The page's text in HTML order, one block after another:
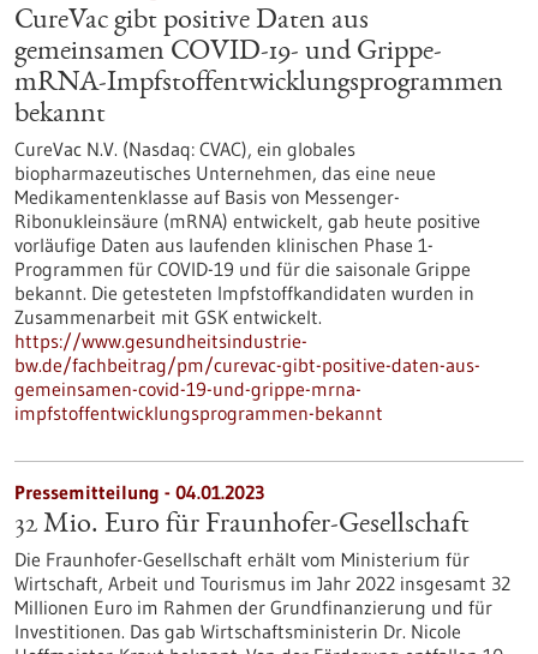
CureVac gibt positive Daten aus
gemeinsamen COVID-19- und Grippe-
mRNA-Impfstoffentwicklungsprogrammen
bekannt
CureVac N.V. (Nasdaq: CVAC), ein globales
biopharmazeutisches Unternehmen, das eine neue
Medikamentenklasse auf Basis von Messenger-
Ribonukleinsäure (mRNA) entwickelt, gab heute positive
vorläufige Daten aus laufenden klinischen Phase 1-
Programmen für COVID-19 und für die saisonale Grippe
bekannt. Die getesteten Impfstoffkandidaten wurden in
Zusammenarbeit mit GSK entwickelt.
https://www.gesundheitsindustrie-
bw.de/fachbeitrag/pm/curevac-gibt-positive-daten-aus-
gemeinsamen-covid-19-und-grippe-mrna-
impfstoffentwicklungsprogrammen-bekannt
Pressemitteilung - 04.01.2023
32 Mio. Euro für Fraunhofer-Gesellschaft
Die Fraunhofer-Gesellschaft erhält vom Ministerium für
Wirtschaft, Arbeit und Tourismus im Jahr 2022 insgesamt 32
Millionen Euro im Rahmen der Grundfinanzierung und für
Investitionen. Das gab Wirtschaftsministerin Dr. Nicole